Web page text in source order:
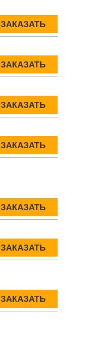
ЗАКАЗАТЬ
ЗАКАЗАТЬ
ЗАКАЗАТЬ
ЗАКАЗАТЬ
ЗАКАЗАТЬ
ЗАКАЗАТЬ
ЗАКАЗАТЬ